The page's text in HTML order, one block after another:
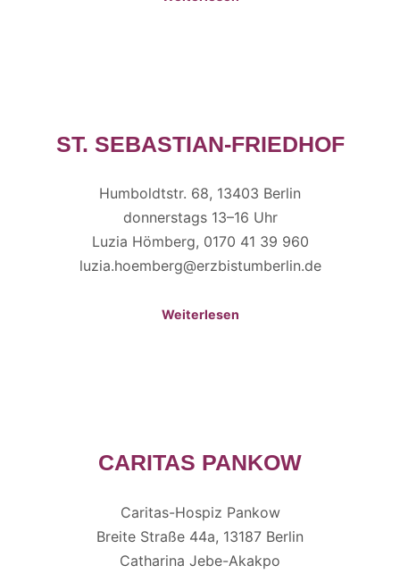
ST. SEBASTIAN-FRIEDHOF
Humboldtstr. 68, 13403 Berlin
donnerstags 13–16 Uhr
Luzia Hömberg, 0170 41 39 960
luzia.hoemberg@erzbistumberlin.de
Weiterlesen
CARITAS PANKOW
Caritas-Hospiz Pankow
Breite Straße 44a, 13187 Berlin
Catharina Jebe-Akakpo